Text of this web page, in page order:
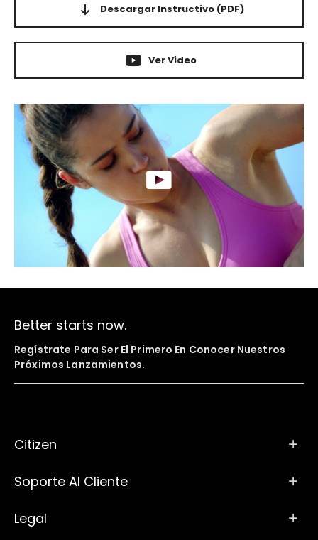
Descargar Instructivo (PDF)
Ver Video
Better starts now.
Regístrate Para Ser El Primero En Conocer Nuestros
Próximos Lanzamientos.
Citizen
Soporte Al Cliente
Legal